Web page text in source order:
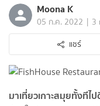
Moona K
05 ก.ค. 2022 | 3
แชร์
มาเที่ยวเกาะสมุยทั้งทีไ